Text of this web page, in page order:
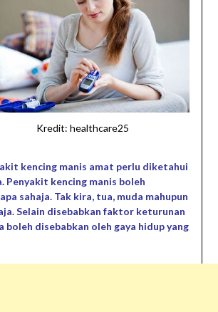
Kredit: healthcare25
kencing manis amat perlu diketahui
Penyakit kencing manis boleh
sahaja. Tak kira, tua, muda mahupun
Selain disebabkan faktor keturunan
boleh disebabkan oleh gaya hidup yang